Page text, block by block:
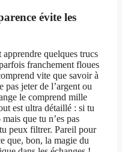
évite les
quelques trucs
franchement floues
vite que savoir à
pas jeter de l’argent ou
le comprend mille
est ultra détaillé : si tu
que tu n’es pas
peux filtrer. Pareil pour
que, bon, la magie du